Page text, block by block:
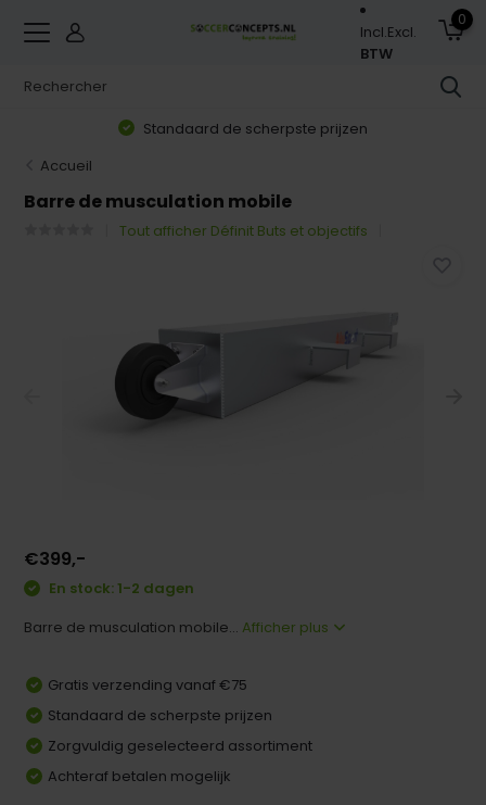
Incl.Excl.
BTW
0
Standaard de scherpste prijzen
Accueil
Barre de musculation mobile
Tout afficher Définit Buts et objectifs
€399,-
En stock: 1-2 dagen
Barre de musculation mobile... Afficher plus
Gratis verzending vanaf €75
Standaard de scherpste prijzen
Zorgvuldig geselecteerd assortiment
Achteraf betalen mogelijk